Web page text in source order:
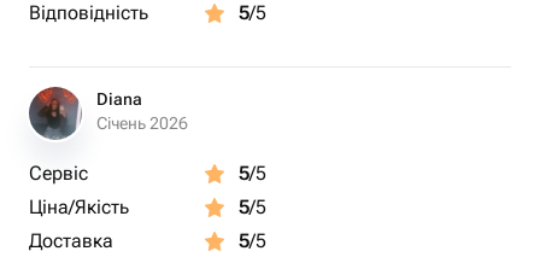
Відповідність
5/5
Diana
Січень 2026
Сервіс 5/5
Ціна/Якість
5/5
Доставка
5/5